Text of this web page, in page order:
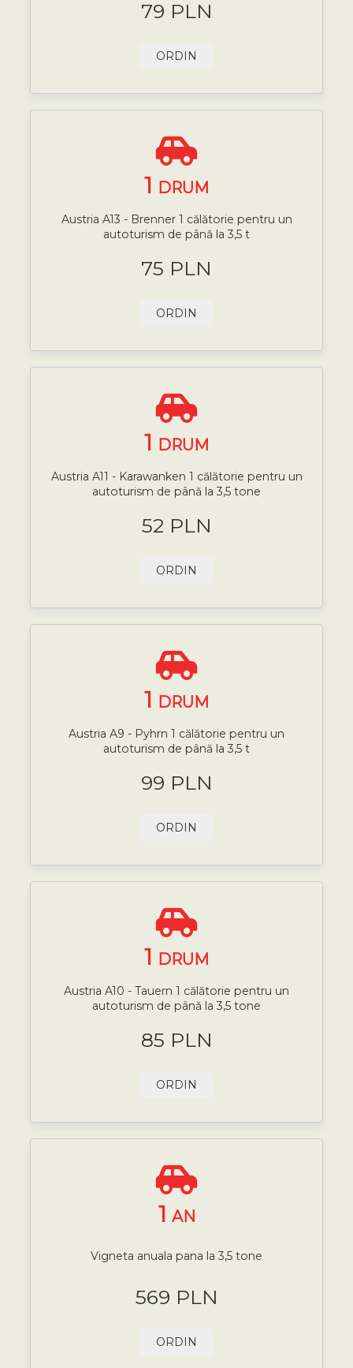
79 PLN
ORDIN
1 DRUM
Austria A13 - Brenner 1 călătorie pentru un
autoturism de până la 3,5 t
75 PLN
ORDIN
1 DRUM
Austria A11 - Karawanken 1 călătorie pentru un
autoturism de până la 3,5 tone
52 PLN
ORDIN
1 DRUM
Austria A9 - Pyhrn 1 călătorie pentru un
autoturism de până la 3,5 t
99 PLN
ORDIN
1 DRUM
Austria A10 - Tauern 1 călătorie pentru un
autoturism de până la 3,5 tone
85 PLN
ORDIN
1 AN
Vigneta anuala pana la 3,5 tone
569 PLN
ORDIN